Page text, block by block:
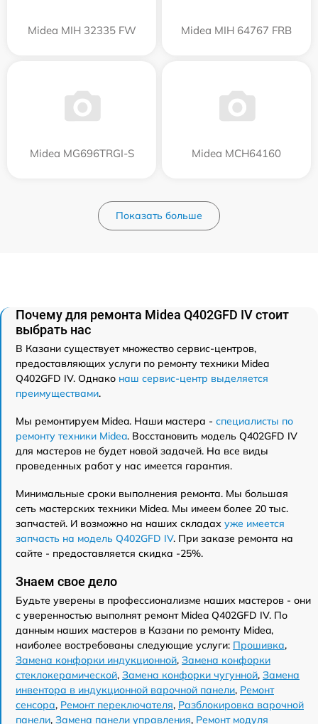
Midea MIH 32335 FW Midea MIH 64767 FRB
Midea MG696TRGI-S Midea MCH64160
Показать больше
Почему для ремонта Midea Q402GFD IV стоит
выбрать нас
В Казани существует множество сервис-центров,
предоставляющих услуги по ремонту техники Midea
Q402GFD IV. Однако наш сервис-центр выделяется
преимуществами.
Мы ремонтируем Midea. Наши мастера - специалисты по
ремонту техники Midea. Восстановить модель Q402GFD IV
для мастеров не будет новой задачей. На все виды
проведенных работ у нас имеется гарантия.
Минимальные сроки выполнения ремонта. Мы большая
сеть мастерских техники Midea. Мы имеем более 20 тыс.
запчастей. И возможно на наших складах уже имеется
запчасть на модель Q402GFD IV. При заказе ремонта на
сайте - предоставляется скидка -25%.
Знаем свое дело
Будьте уверены в профессионализме наших мастеров - они
с уверенностью выполнят ремонт Midea Q402GFD IV. По
данным наших мастеров в Казани по ремонту Midea,
наиболее востребованы следующие услуги: Прошивка,
Замена конфорки индукционной, Замена конфорки
стеклокерамической, Замена конфорки чугунной, Замена
инвентора в индукционной варочной панели, Ремонт
сенсора, Ремонт переключателя, Разблокировка варочной
панели, Замена панели управления, Ремонт модуля